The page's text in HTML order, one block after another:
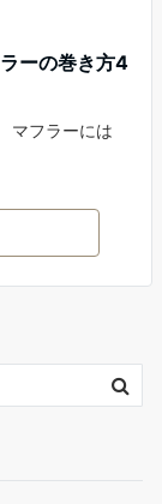
ーの巻き方4
マフラーには